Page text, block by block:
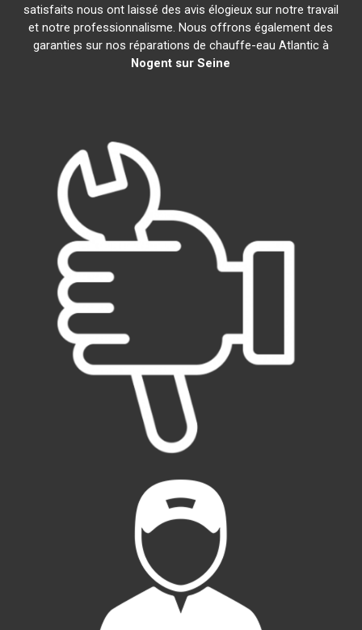
satisfaits nous ont laissé des avis élogieux sur notre travail
et notre professionnalisme. Nous offrons également des
garanties sur nos réparations de chauffe-eau Atlantic à
Nogent sur Seine